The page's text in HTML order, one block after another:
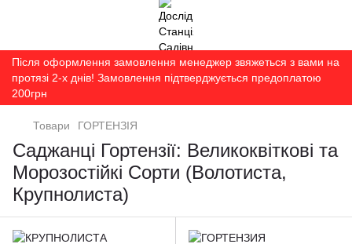
Після оформлення замовлення менеджер звяжеться з вами на
протязі 2-х днів! Замовлення підтверджується предоплатою
200грн
Товари ГОРТЕНЗІЯ
Саджанці Гортензії: Великоквіткові та
Морозостійкі Сорти (Волотиста,
Крупнолиста)